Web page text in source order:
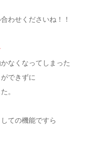
わせくださいね！！
なくなってしまった
できずに
。
ての機能ですら